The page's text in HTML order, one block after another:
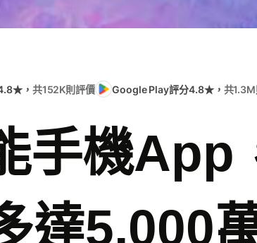
， 共152K則評價 Google Play評分4.8★， 共
手機App
達5,000